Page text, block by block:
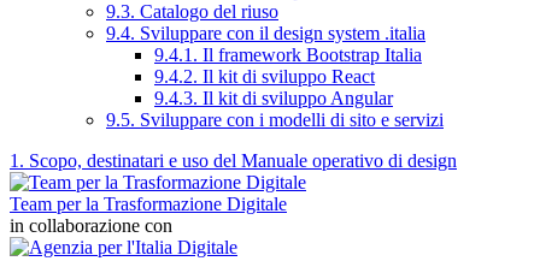
9.3. Catalogo del riuso
9.4. Sviluppare con il design system .italia
9.4.1. Il framework Bootstrap Italia
9.4.2. Il kit di sviluppo React
9.4.3. Il kit di sviluppo Angular
9.5. Sviluppare con i modelli di sito e servizi
1. Scopo, destinatari e uso del Manuale operativo di design
Team per la Trasformazione Digitale
in collaborazione con